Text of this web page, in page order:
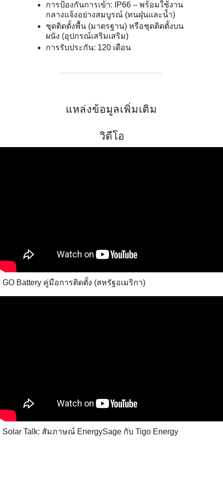
การป้องกันการเข้า: IP66 – พร้อมใช้งาน
กลางแจ้งอย่างสมบูรณ์ (ทนฝุ่นและน้ำ)
ชุดติดตั้งพื้น (มาตรฐาน) หรือชุดติดตั้งบน
ผนัง (อุปกรณ์เสริมเสริม)
การรับประกัน: 120 เดือน
แหล่งข้อมูลเพิ่มเติม
วิดีโอ
GO Battery คู่มือการติดตั้ง (สหรัฐอเมริกา)
Solar Talk: สัมภาษณ์ EnergySage กับ Tigo Energy